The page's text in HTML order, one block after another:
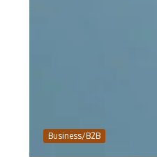
Business/B2B